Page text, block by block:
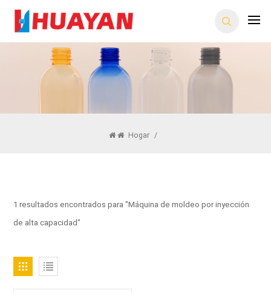
Hogar /
1 resultados encontrados para "Máquina de moldeo por inyección
de alta capacidad"